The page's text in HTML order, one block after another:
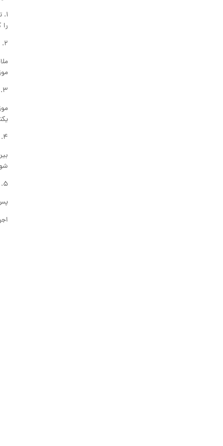
۲. ایجاد ملات و پهن کردن آن:
۳. چیدمان موزاییک‌ها:
۴. تنظیم فواصل و بندکشی:
۵. تمیزکاری نهایی: